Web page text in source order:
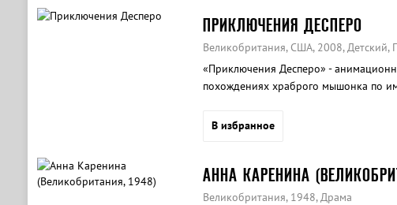
ПРИКЛЮЧЕНИЯ ДЕСПЕРО
Великобритания, США, 2008, Детский,
«Приключения Десперо» -
похождениях храброго мышонка по
В избранное
АННА КАРЕНИНА
Великобритания, 1948, Драма